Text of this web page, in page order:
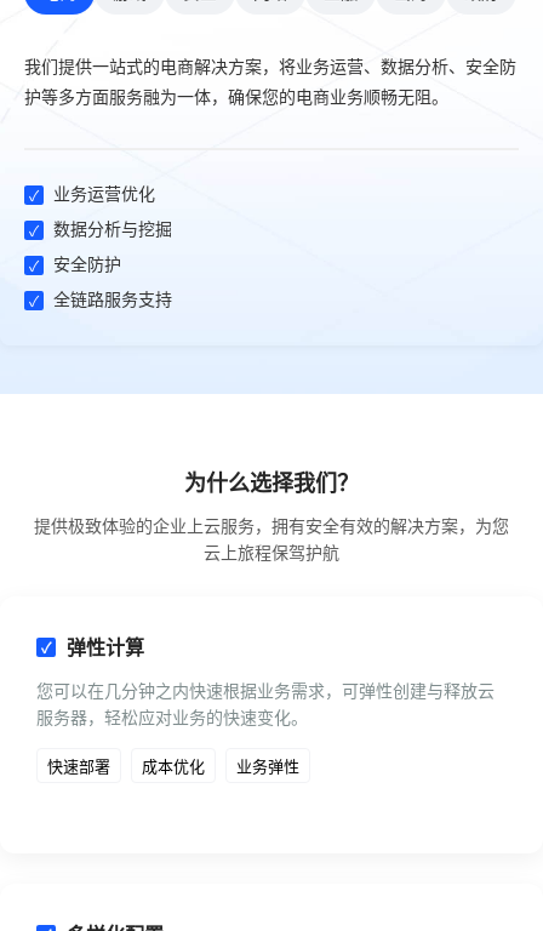
我们提供一站式的电商解决方案，将业务运营、数据分析、安全防
护等多方面服务融为一体，确保您的电商业务顺畅无阻。
业务运营优化
数据分析与挖掘
安全防护
全链路服务支持
为什么选择我们？
提供极致体验的企业上云服务，拥有安全有效的解决方案，为您
云上旅程保驾护航
弹性计算
您可以在几分钟之内快速根据业务需求，可弹性创建与释放云
服务器，轻松应对业务的快速变化。
快速部署 成本优化 业务弹性